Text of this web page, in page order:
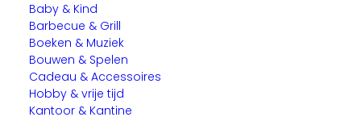
Baby & Kind
Barbecue & Grill
Boeken & Muziek
Bouwen & Spelen
Cadeau & Accessoires
Hobby & vrije tijd
Kantoor & Kantine
Home Verlichting & Elektra
Lichtbronnen
Onze lichtbronnen zorgen voor de perfecte verlichting in
elk interieur of project. Van energiezuinige LED-lampen tot